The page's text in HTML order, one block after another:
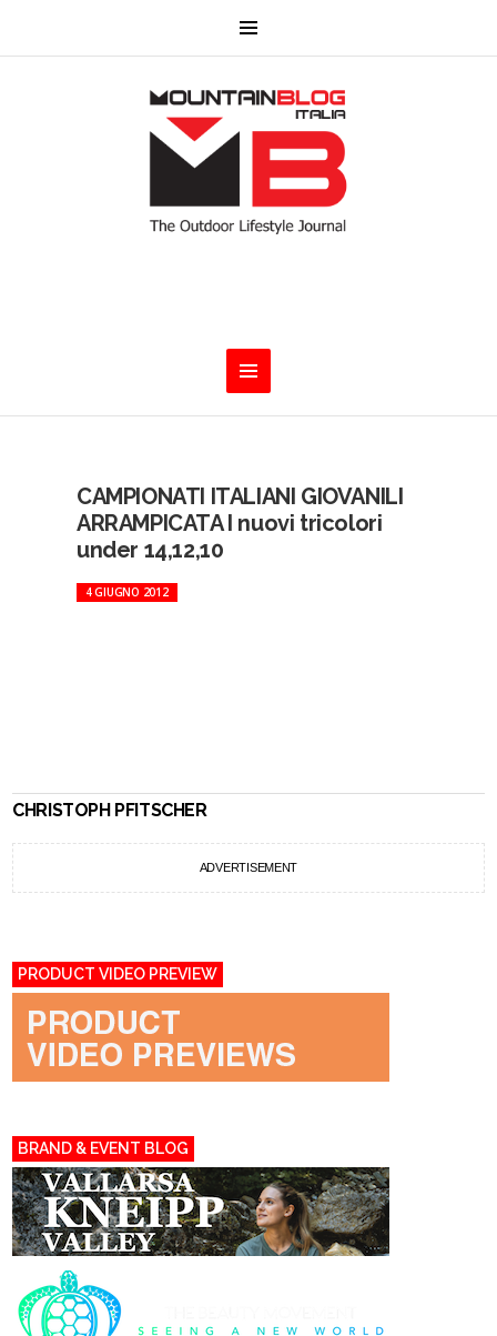
CAMPIONATI ITALIANI GIOVANILI
ARRAMPICATA I nuovi tricolori
under 14,12,10
4 GIUGNO 2012
CHRISTOPH PFITSCHER
ADVERTISEMENT
PRODUCT VIDEO PREVIEW
BRAND & EVENT BLOG